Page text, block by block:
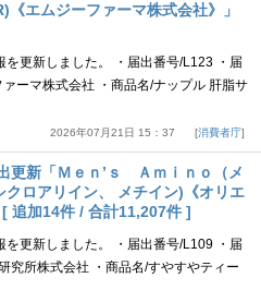
エムジーファーマ株式会社》」
更新しました。 ・届出番号/L123 ・届
ーマ株式会社 ・商品名/ナップル 肝脂サ
2026年07月21日 15：37 消費者庁
更新「Ｍｅｎ’ｓ Ａｍｉｎｏ（メ
ロアリイン、 メチイン)《オリエ
追加14件 / 合計11,207件 ]
更新しました。 ・届出番号/L109 ・届
究所株式会社 ・商品名/すやすやティー